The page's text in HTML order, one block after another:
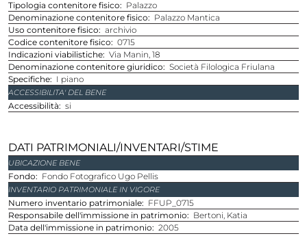
Tipologia contenitore fisico
Palazzo
Denominazione contenitore fisico
Palazzo Mantica
Uso contenitore fisico
archivio
Codice contenitore fisico
0715
Indicazioni viabilistiche Via Manin, 18
Denominazione contenitore giuridico
Società Filologica Friulana
Specifiche
I piano
ACCESSIBILITA' DEL BENE
Accessibilità si
DATI PATRIMONIALI/INVENTARI/STIME
UBICAZIONE BENE
Fondo Fondo Fotografico Ugo Pellis
INVENTARIO PATRIMONIALE IN VIGORE
Numero inventario patrimoniale
FFUP_0715
Responsabile dell'immissione in patrimonio
Bertoni, Katia
Data dell'immissione in patrimonio
2005